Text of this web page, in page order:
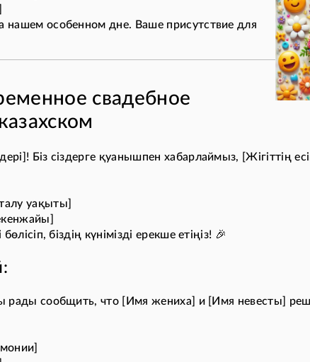
нашем особенном дне. Ваше присутствие для
свадебное
Біз сіздерге қуанышпен хабарлаймыз, [Жігіттің
уақыты]
біздің күнімізді ерекше етіңіз! 🎉
рады сообщить, что [Имя жениха] и [Имя невесты]